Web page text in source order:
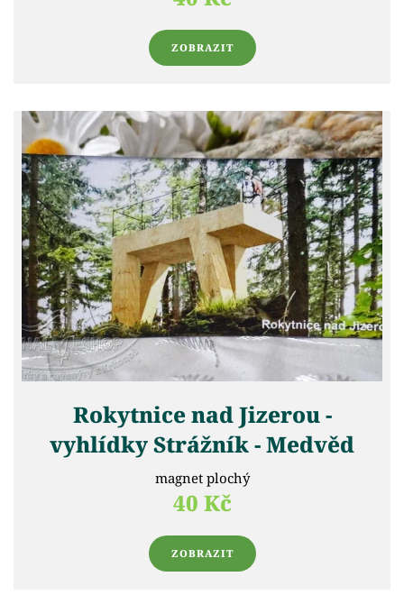
ZOBRAZIT
Rokytnice nad Jizerou -
vyhlídky Strážník - Medvěd
magnet plochý
40 Kč
ZOBRAZIT